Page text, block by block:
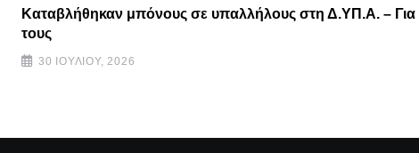
Καταβλήθηκαν μπόνους σε υπαλλήλους στη Δ.ΥΠ.Α. – Για
τους
30 ΙΟΥΛΊΟΥ, 2026